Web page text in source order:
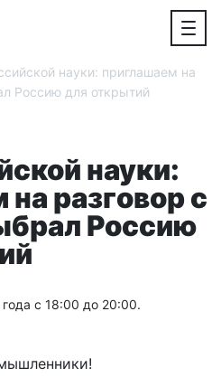
науки: приглашаем на
Россию для открытий
науки:
разговор с
Россию
с 18:00 до 20:00.